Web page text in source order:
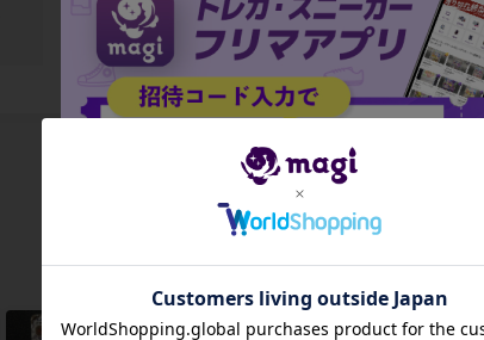
データがありません
出品がありません
招待コード